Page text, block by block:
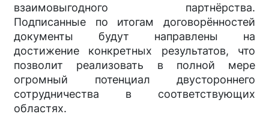
взаимовыгодного партнёрства.
Подписанные по итогам договорённостей
документы будут направлены на
достижение конкретных результатов, что
позволит реализовать в полной мере
огромный потенциал двустороннего
сотрудничества в соответствующих
областях.